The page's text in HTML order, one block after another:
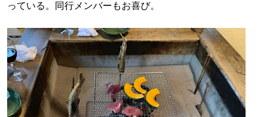
っている。同行メンバーもお喜び。